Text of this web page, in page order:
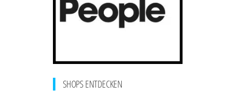
SHOPS ENTDECKEN